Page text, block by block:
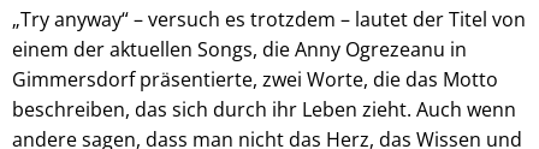
„Try anyway“ – versuch es trotzdem – lautet der Titel von
einem der aktuellen Songs, die Anny Ogrezeanu in
Gimmersdorf präsentierte, zwei Worte, die das Motto
beschreiben, das sich durch ihr Leben zieht. Auch wenn
andere sagen, dass man nicht das Herz, das Wissen und